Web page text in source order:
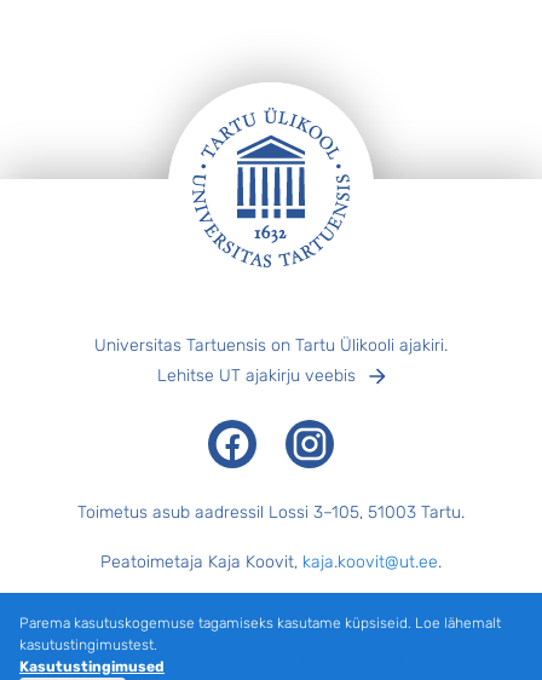
Universitas Tartuensis on Tartu Ülikooli ajakiri.
Lehitse UT ajakirju veebis
FacebookInstagram
Toimetus asub aadressil Lossi 3–105, 51003 Tartu.
Peatoimetaja Kaja Koovit, kaja.koovit@ut.ee.
Keeletoimetaja Külli Pärtel, küljendaja Margus Evert.
Parema kasutuskogemuse tagamiseks kasutame küpsiseid. Loe lähemalt
kasutustingimustest.
Kasutustingimused